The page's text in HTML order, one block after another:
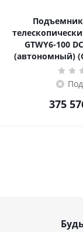
телескопический 125
GTWY6-100
(автономный)
375